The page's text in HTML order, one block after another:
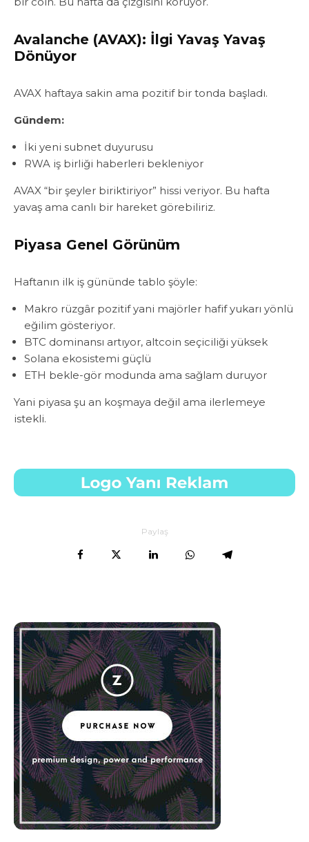
Avalanche (AVAX): İlgi Yavaş Yavaş
Dönüyor
AVAX haftaya sakin ama pozitif bir tonda başladı.
Gündem:
İki yeni subnet duyurusu
RWA iş birliği haberleri bekleniyor
AVAX “bir şeyler biriktiriyor” hissi veriyor. Bu hafta
yavaş ama canlı bir hareket görebiliriz.
Piyasa Genel Görünüm
Haftanın ilk iş gününde tablo şöyle:
Makro rüzgâr pozitif yani majörler hafif yukarı yönlü
eğilim gösteriyor.
BTC dominansı artıyor, altcoin seçiciliği yüksek
Solana ekosistemi güçlü
ETH bekle-gör modunda ama sağlam duruyor
Yani piyasa şu an koşmaya değil ama ilerlemeye
istekli.
Paylaş